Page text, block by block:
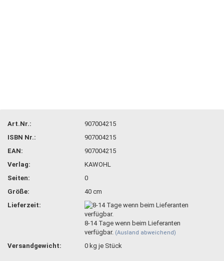
Art.Nr.:
907004215
ISBN Nr.:
907004215
EAN:
907004215
Verlag:
KAWOHL
Seiten:
0
Größe:
40 cm
Lieferzeit:
8-14 Tage wenn beim Lieferanten
verfügbar. (Ausland abweichend)
Versandgewicht: 0 kg je Stück